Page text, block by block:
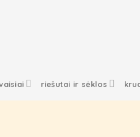
riešutai ir sėklos